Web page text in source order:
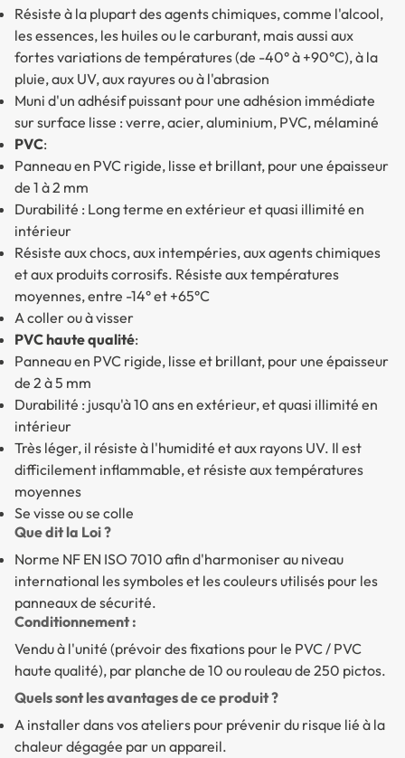
Résiste à la plupart des agents chimiques, comme l'alcool,
les essences, les huiles ou le carburant, mais aussi aux
fortes variations de températures (de -40° à +90°C), à la
pluie, aux UV, aux rayures ou à l'abrasion
Muni d'un adhésif puissant pour une adhésion immédiate
sur surface lisse : verre, acier, aluminium, PVC, mélaminé
PVC:
Panneau en PVC rigide, lisse et brillant, pour une épaisseur
de 1 à 2 mm
Durabilité : Long terme en extérieur et quasi illimité en
intérieur
Résiste aux chocs, aux intempéries, aux agents chimiques
et aux produits corrosifs. Résiste aux températures
moyennes, entre -14° et +65°C
A coller ou à visser
PVC haute qualité:
Panneau en PVC rigide, lisse et brillant, pour une épaisseur
de 2 à 5 mm
Durabilité : jusqu'à 10 ans en extérieur, et quasi illimité en
intérieur
Très léger, il résiste à l'humidité et aux rayons UV. Il est
difficilement inflammable, et résiste aux températures
moyennes
Se visse ou se colle
Que dit la Loi ?
Norme NF EN ISO 7010 afin d'harmoniser au niveau
international les symboles et les couleurs utilisés pour les
panneaux de sécurité.
Conditionnement :
Vendu à l'unité (prévoir des fixations pour le PVC / PVC
haute qualité), par planche de 10 ou rouleau de 250 pictos.
Quels sont les avantages de ce produit ?
A installer dans vos ateliers pour prévenir du risque lié à la
chaleur dégagée par un appareil.